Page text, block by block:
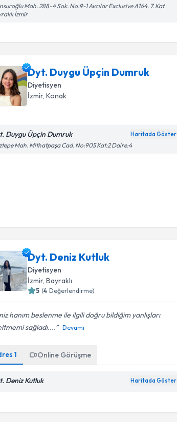
Mah. 288-4 Sok. No:9-1 Avcılar Exclusive A164. 7. Kat
İzmir
Dyt. Duygu Üpçin Dumruk
Diyetisyen
İzmir, Konak
Duygu Üpçin Dumruk Haritada Göster
Mah. Mithatpaşa Cad. No:905 Kat:2 Daire:4
Dyt. Deniz Kutluk
Diyetisyen
İzmir, Bayraklı
5 (4 Değerlendirme)
hanım beslenme ile ilgili doğru bildiğim yanlışları
sağladı....
Devamı
1 Online Görüşme
Deniz Kutluk Haritada Göster